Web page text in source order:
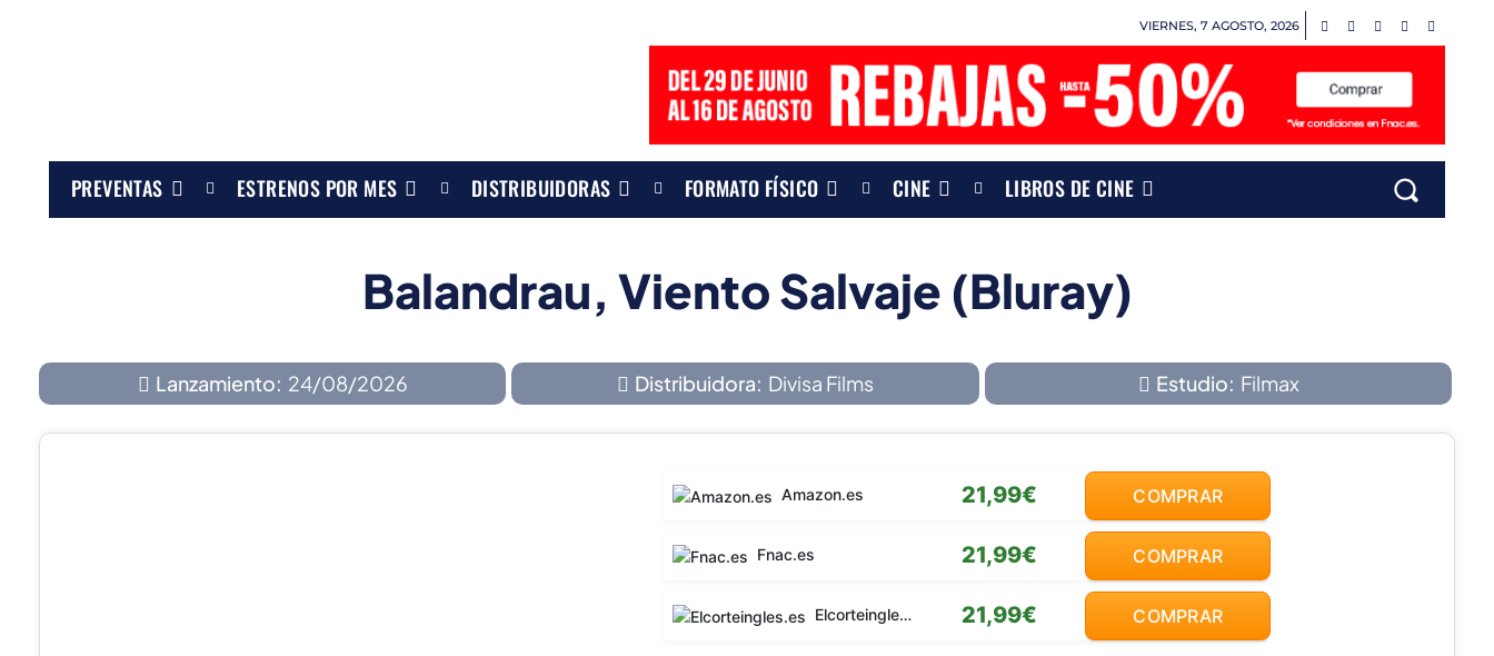
VIERNES, 7 AGOSTO, 2026
PREVENTAS ESTRENOS POR MES DISTRIBUIDORAS FORMATO FÍSICO CINE LIBROS DE CINE
Balandrau, Viento Salvaje (Bluray)
Lanzamiento: 24/08/2026 Distribuidora: Divisa Films Estudio: Filmax
Amazon.es 21,99€ COMPRAR
Fnac.es 21,99€ COMPRAR
Elcorteingles.es 21,99€ COMPRAR